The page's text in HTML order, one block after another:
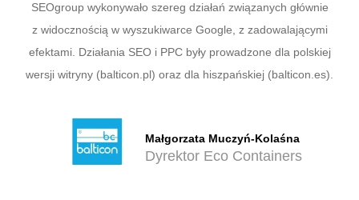
SEOgroup wykonywało szereg działań związanych głównie
z widocznością w wyszukiwarce Google, z zadowalającymi
efektami. Działania SEO i PPC były prowadzone dla polskiej
wersji witryny (balticon.pl) oraz dla hiszpańskiej (balticon.es).
Małgorzata Muczyń-Kolaśna
Dyrektor Eco Containers